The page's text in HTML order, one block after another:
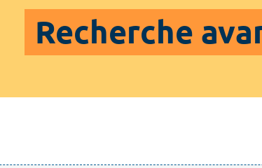
Recherche